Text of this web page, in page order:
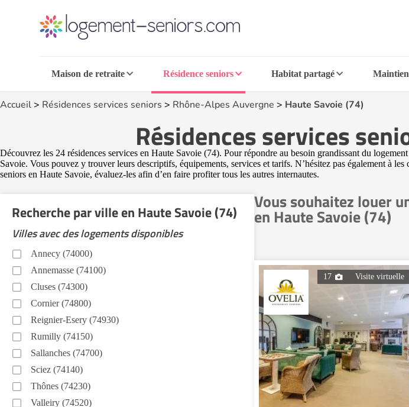
Maison de retraite Résidence seniors Habitat partagé
Accueil> Résidences services seniors > Rhône-Alpes Auvergne > Haute Savoie (74)
Résidences services
Découvrez les 24 résidences services en Haute Savoie (74). Pour répondre au besoin grandissant du
Savoie. Vous pouvez y trouver leurs descriptifs, équipements, services et tarifs. N’hésitez pas également à
seniors en Haute Savoie, évaluez-les afin d’en faire profiter tous les autres internautes.
Vous souhaitez louer
en Haute Savoie (74)
17 Visite virtuelle
Recherche par ville en Haute Savoie (74)
Villes avec des logements disponibles
Annecy (74000)
Annemasse (74100)
Cluses (74300)
Cornier (74800)
Reignier-Esery (74930)
Rumilly (74150)
Sallanches (74700)
Sciez (74140)
Thônes (74230)
Valleiry (74520)